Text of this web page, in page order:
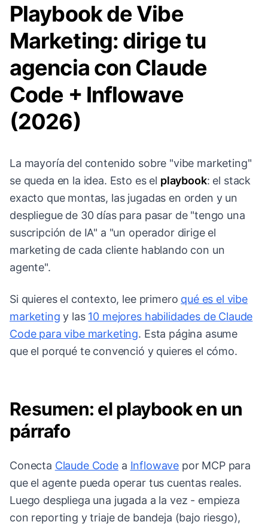
Playbook de Vibe
Marketing: dirige tu
agencia con Claude
Code + Inflowave
(2026)
La mayoría del contenido sobre "vibe marketing"
se queda en la idea. Esto es el playbook: el stack
exacto que montas, las jugadas en orden y un
despliegue de 30 días para pasar de "tengo una
suscripción de IA" a "un operador dirige el
marketing de cada cliente hablando con un
agente".
Si quieres el contexto, lee primero qué es el vibe
marketing y las 10 mejores habilidades de Claude
Code para vibe marketing. Esta página asume
que el porqué te convenció y quieres el cómo.
Resumen: el playbook en un
párrafo
Conecta Claude Codea Inflowave por MCP para
que el agente pueda operar tus cuentas reales.
Luego despliega una jugada a la vez - empieza
con reporting y triaje de bandeja (bajo riesgo),